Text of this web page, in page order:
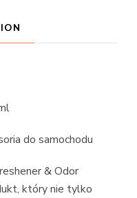
do samochodu
& Odor
który nie tylko